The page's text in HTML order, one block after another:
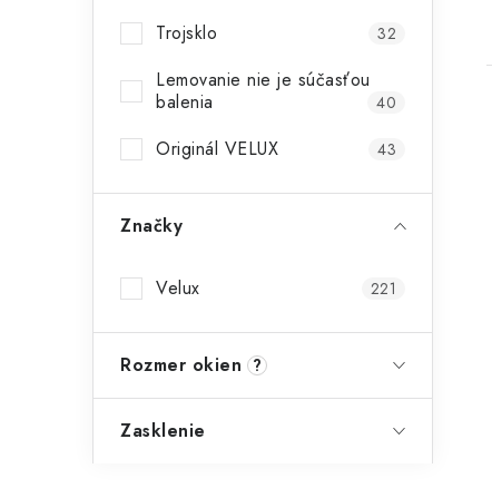
Trojsklo 32
Lemovanie nie je súčasťou
balenia
40
Originál VELUX 43
Značky
Velux 221
Rozmer okien ?
Zasklenie